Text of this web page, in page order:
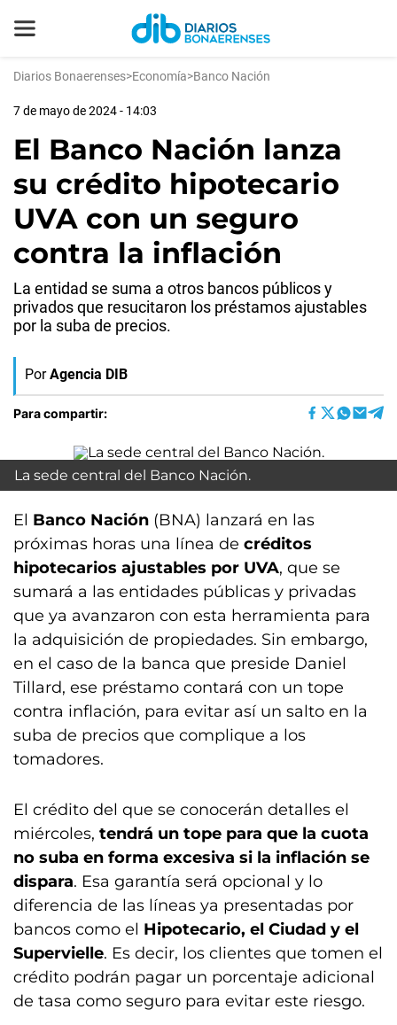
Diarios Bonaerenses>Economía>Banco Nación
7 de mayo de 2024 - 14:03
El Banco Nación lanza
su crédito hipotecario
UVA con un seguro
contra la inflación
La entidad se suma a otros bancos públicos y
privados que resucitaron los préstamos ajustables
por la suba de precios.
Por Agencia DIB
Para compartir:
La sede central del Banco Nación.
El Banco Nación (BNA) lanzará en las
próximas horas una línea de créditos
hipotecarios ajustables por UVA, que se
sumará a las entidades públicas y privadas
que ya avanzaron con esta herramienta para
la adquisición de propiedades. Sin embargo,
en el caso de la banca que preside Daniel
Tillard, ese préstamo contará con un tope
contra inflación, para evitar así un salto en la
suba de precios que complique a los
tomadores.
El crédito del que se conocerán detalles el
miércoles, tendrá un tope para que la cuota
no suba en forma excesiva si la inflación se
dispara. Esa garantía será opcional y lo
diferencia de las líneas ya presentadas por
bancos como el Hipotecario, el Ciudad y el
Supervielle. Es decir, los clientes que tomen el
crédito podrán pagar un porcentaje adicional
de tasa como seguro para evitar este riesgo.